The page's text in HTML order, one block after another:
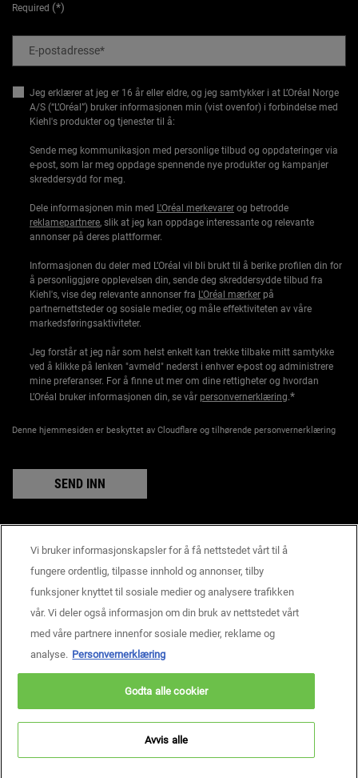
Required (*)
E-postadresse*
Jeg erklærer at jeg er 16 år eller eldre, og jeg samtykker i at L’Oréal Norge
A/S (“L’Oréal”) bruker informasjonen min (vist ovenfor) i forbindelse med
Kiehl's produkter og tjenester til å:
Sende meg kommunikasjon med personlige tilbud og oppdateringer via
e-post, som lar meg oppdage spennende nye produkter og kampanjer
skreddersydd for meg.
Dele informasjonen min med L'Oréal merkevarer og betrodde
reklamepartnere, slik at jeg kan oppdage interessante og relevante
annonser på deres plattformer.
Informasjonen du deler med L’Oréal vil bli brukt til å berike profilen din for
å personliggjøre opplevelsen din, sende deg skreddersydde tilbud fra
Kiehl's, vise deg relevante annonser fra L'Oréal mærker på
partnernettsteder og sosiale medier, og måle effektiviteten av våre
markedsføringsaktiviteter.
Jeg forstår at jeg når som helst enkelt kan trekke tilbake mitt samtykke
ved å klikke på lenken "avmeld" nederst i enhver e-post og administrere
mine preferanser. For å finne ut mer om dine rettigheter og hvordan
L’Oréal bruker informasjonen din, se vår personvernerklæring.*
Denne hjemmesiden er beskyttet av Cloudflare og tilhørende personvernerklæring
SEND INN
Produsentinformasjon
KIEHL'S
14, rue Royale - 75008 Paris France
consumercare@dk.oaccare.com
BETALINGSINNSTILLINGER
kr - NO (NO)
Denne nettsiden er først og fremst rettet mot personer bosatt i Norge.
Informasjonskapsler og relatert teknologi brukes til markedsføringsformål.
Vi bruker informasjonskapsler for å få nettstedet vårt til å
fungere ordentlig, tilpasse innhold og annonser, tilby
funksjoner knyttet til sosiale medier og analysere trafikken
vår. Vi deler også informasjon om din bruk av nettstedet vårt
med våre partnere innenfor sosiale medier, reklame og
analyse. Personvernerklæring
Avvis alle
Godta alle cookier